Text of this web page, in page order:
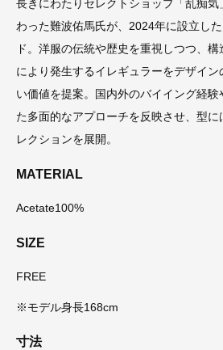
長きにわたりセレクトショップ「乱痴
わった難波佑馬氏が、2024年に設立し
ド。洋服の伝統や歴史を重視しつつ、
により発生するイレギュラーをデザイ
い価値を提案。国内外のバイイング経
た多面的なアプローチを反映させ、型
レクションを展開。
MATERIAL
Acetate100%
SIZE
FREE
※モデル身長168cm
寸法